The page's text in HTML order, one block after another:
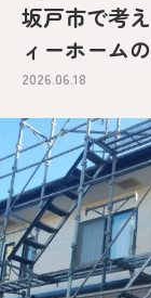
坂戸市で考
ィーホーム
2026.06.18